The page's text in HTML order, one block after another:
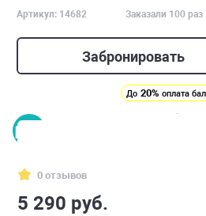
Артикул: 14682 Заказали 100 раз
Забронировать
До 20% оплата
0 отзывов
5 290 руб.